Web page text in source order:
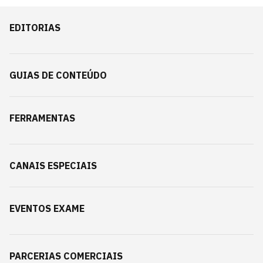
EDITORIAS
GUIAS DE CONTEÚDO
FERRAMENTAS
CANAIS ESPECIAIS
EVENTOS EXAME
PARCERIAS COMERCIAIS